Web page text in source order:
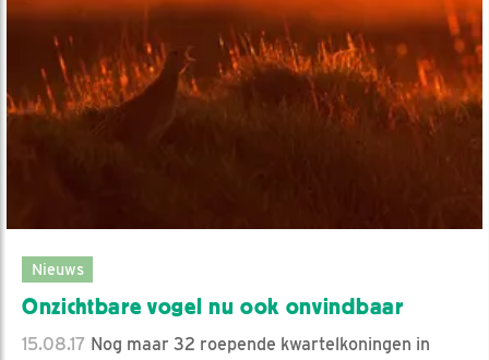
Nieuws
Onzichtbare vogel nu ook onvindbaar
15.08.17 Nog maar 32 roepende kwartelkoningen in